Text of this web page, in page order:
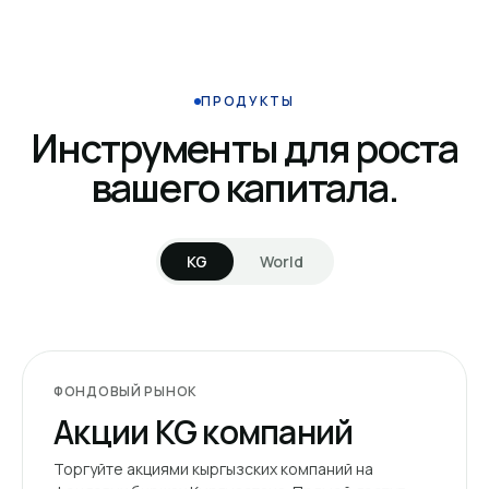
ПРОДУКТЫ
Инструменты для роста
вашего капитала.
KG World
ФОНДОВЫЙ РЫНОК
Акции KG компаний
Торгуйте акциями кыргызских компаний на